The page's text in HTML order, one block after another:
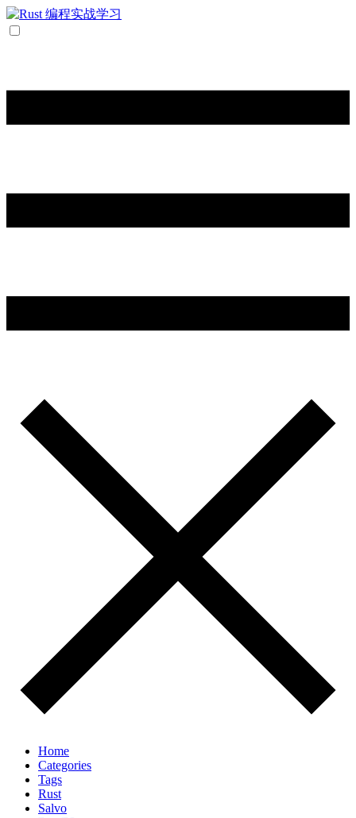
Home
Categories
Tags
Rust
Salvo